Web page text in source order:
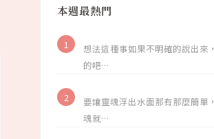
本週最熱門
想法這種事如果不明確的說出來
的吧…
要讓靈魂浮出水面那有那麼簡單
魂就…